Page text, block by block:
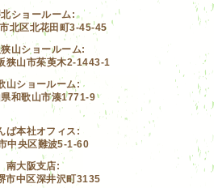
ショールーム:
北区北花田町3-45-45
山ショールーム:
狭山市茱萸木2-1443-1
山ショールーム:
和歌山市湊1771-9
ば本社オフィス:
中央区難波5-1-60
南大阪支店:
市中区深井沢町3135